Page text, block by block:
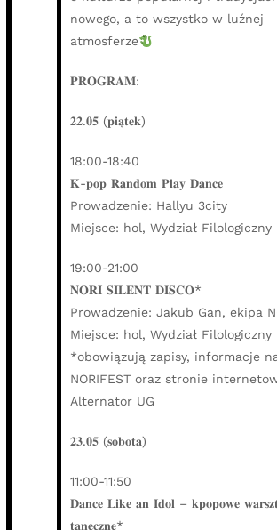
nowego, a to wszystko w luźnej
atmosferze
𝐏𝐑𝐎𝐆𝐑𝐀𝐌:
𝟐𝟐.𝟎𝟓 (𝐩𝐢𝐚̨𝐭𝐞𝐤)
18:00-18:40
𝐊-𝐩𝐨𝐩 𝐑𝐚𝐧𝐝𝐨𝐦 𝐏𝐥𝐚𝐲 𝐃𝐚𝐧𝐜𝐞
Prowadzenie: Hallyu 3city
Miejsce: hol, Wydział Filologiczny
19:00-21:00
𝐍𝐎𝐑𝐈 𝐒𝐈𝐋𝐄𝐍𝐓 𝐃𝐈𝐒𝐂𝐎*
Prowadzenie: Jakub Gan, ekipa
Miejsce: hol, Wydział Filologiczny
*obowiązują zapisy, informacje
NORIFEST oraz stronie
Alternator UG
𝟐𝟑.𝟎𝟓 (𝐬𝐨𝐛𝐨𝐭𝐚)
11:00-11:50
𝐃𝐚𝐧𝐜𝐞 𝐋𝐢𝐤𝐞 𝐚𝐧 𝐈𝐝𝐨𝐥 – 𝐤𝐩𝐨𝐩𝐨𝐰𝐞
𝐭𝐚𝐧𝐞𝐜𝐳𝐧𝐞*